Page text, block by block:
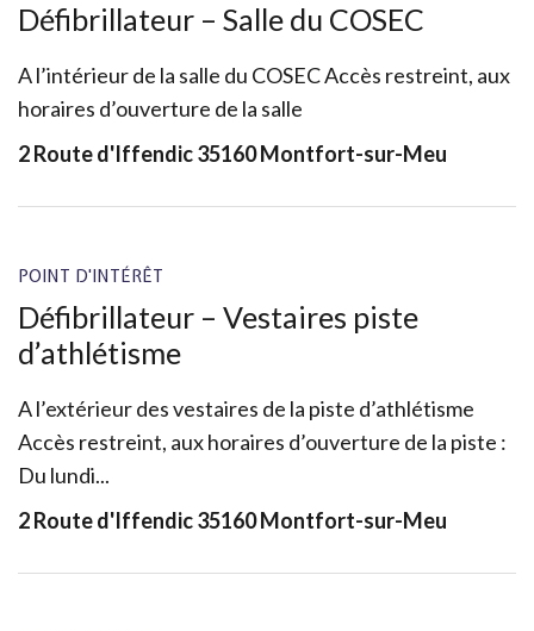
Défibrillateur – Salle du COSEC
A l’intérieur de la salle du COSEC Accès restreint, aux
horaires d’ouverture de la salle
2 Route d'Iffendic 35160 Montfort-sur-Meu
POINT D'INTÉRÊT
Défibrillateur – Vestaires piste
d’athlétisme
A l’extérieur des vestaires de la piste d’athlétisme
Accès restreint, aux horaires d’ouverture de la piste :
Du lundi...
2 Route d'Iffendic 35160 Montfort-sur-Meu